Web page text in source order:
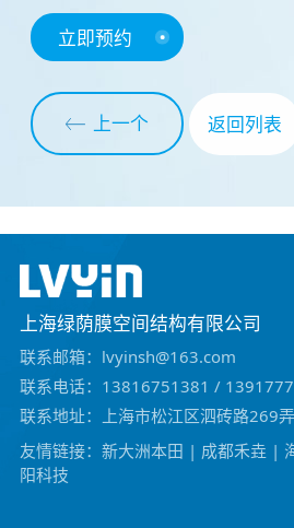
立即预约
上一个 返回列表
上海绿荫膜空间结构有限公司
联系邮箱：lvyinsh@163.com
联系电话：13816751381 /
联系地址：上海市松江区泗砖路269
友情链接： 新大洲本田 | 成都禾垚 |
阳科技